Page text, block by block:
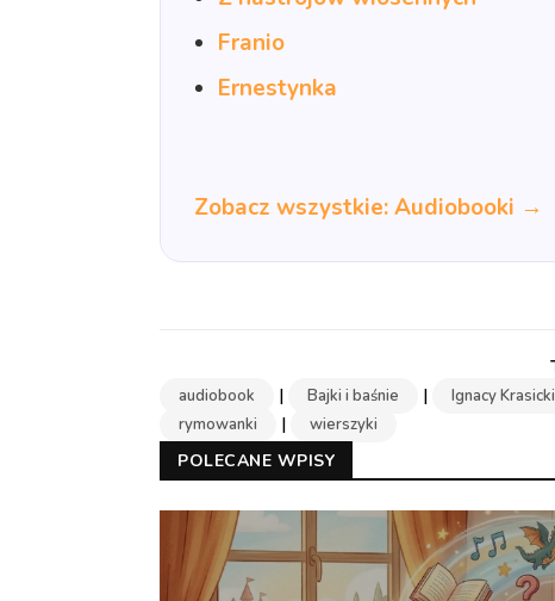
Franio
Ernestynka
Zobacz wszystkie: Audiobooki →
audiobook | Bajki i baśnie | Ignacy Krasicki
rymowanki | wierszyki
POLECANE WPISY